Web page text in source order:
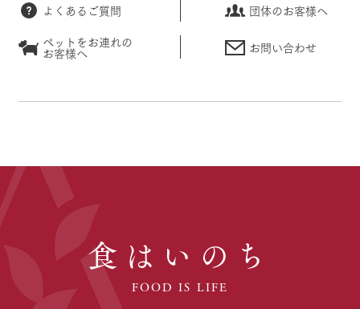
よくあるご質問
団体のお客様へ
ペットをお連れの
お客様へ お問い合わせ
食はいのち
FOOD IS LIFE